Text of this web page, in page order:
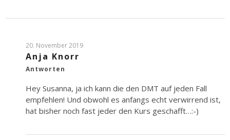
20. November 2019
Anja Knorr
Antworten
Hey Susanna, ja ich kann die den DMT auf jeden Fall
empfehlen! Und obwohl es anfangs echt verwirrend ist,
hat bisher noch fast jeder den Kurs geschafft…:-)